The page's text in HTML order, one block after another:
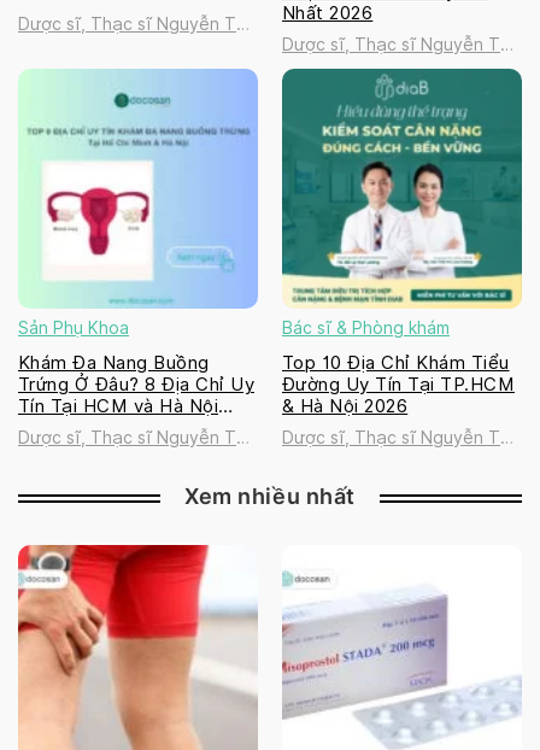
Dược sĩ, Thạc sĩ Nguyễn Thị
Nhất 2026
Dược sĩ, Thạc sĩ Nguyễn Thị
Thanh Tú
Sản Phụ Khoa
Khám Đa Nang Buồng
Trứng Ở Đâu? 8 Địa Chỉ Uy
Tín Tại HCM và Hà Nội
2026
Dược sĩ, Thạc sĩ Nguyễn Thị
Bác sĩ & Phòng khám
Top 10 Địa Chỉ Khám Tiểu
Đường Uy Tín Tại TP.HCM
& Hà Nội 2026
Dược sĩ, Thạc sĩ Nguyễn Thị
Xem nhiều nhất